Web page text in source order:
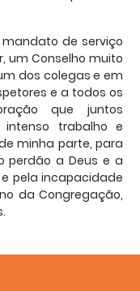
de serviço
um Conselho muito
dos colegas e em
e a todos os
que juntos
intenso trabalho e
minha parte, para
perdão a Deus e a
pela incapacidade
da Congregação,
eficácia da missão
no crescimento